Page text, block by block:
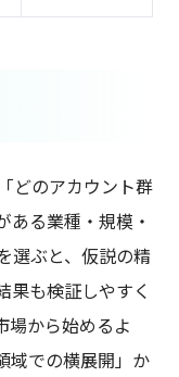
どのアカウント群
ある業種・規模・
選ぶと、仮説の精
果も検証しやすく
場から始めるよ
域での横展開」か